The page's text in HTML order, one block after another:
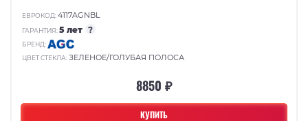
КУПИТЬ
ЕВРОКОД:4117AGNBL
ГАРАНТИЯ:5 лет ?
БРЕНД:
ЦВЕТ СТЕКЛА:ЗЕЛЕНОЕ/ГОЛУБАЯ ПОЛОСА
8850 ₽